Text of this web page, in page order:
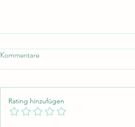
Unternehmen werden!
Kommentare
Rating hinzufügen